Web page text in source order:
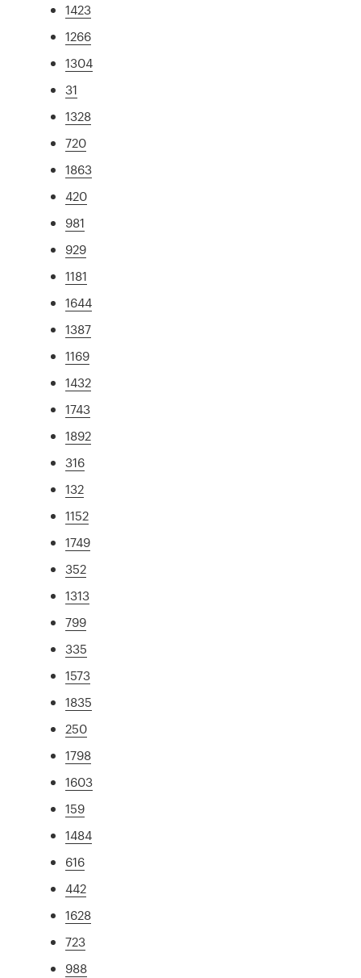
1423
1266
1304
31
1328
720
1863
420
981
929
1181
1644
1387
1169
1432
1743
1892
316
132
1152
1749
352
1313
799
335
1573
1835
250
1798
1603
159
1484
616
442
1628
723
988